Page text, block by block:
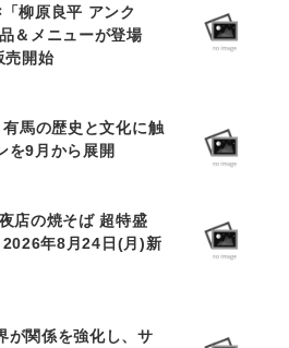
柳原良平 アンク
＆メニューが登場
売開始
馬の歴史と文化に触
を9月から展開
店の焼そば 超特盛
年8月24日(月)新
が関係を強化し、サ